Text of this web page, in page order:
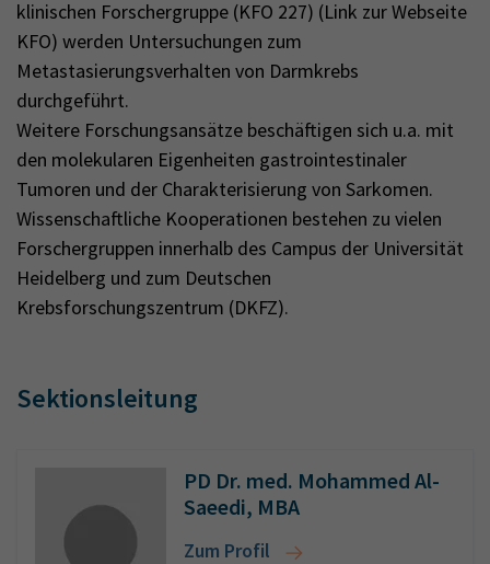
klinischen Forschergruppe (KFO 227) (Link zur Webseite
KFO) werden Untersuchungen zum
Metastasierungsverhalten von Darmkrebs
durchgeführt.
Weitere Forschungsansätze beschäftigen sich u.a. mit
den molekularen Eigenheiten gastrointestinaler
Tumoren und der Charakterisierung von Sarkomen.
Wissenschaftliche Kooperationen bestehen zu vielen
Forschergruppen innerhalb des Campus der Universität
Heidelberg und zum Deutschen
Krebsforschungszentrum (DKFZ).
Sektionsleitung
PD Dr. med. Mohammed Al-
Saeedi, MBA
Zum Profil